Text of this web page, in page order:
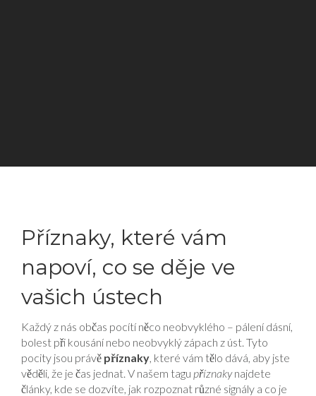
Příznaky, které vám
napoví, co se děje ve
vašich ústech
Každý z nás občas pocítí něco neobvyklého – pálení dásní,
bolest při kousání nebo neobvyklý zápach z úst. Tyto
pocity jsou právě příznaky, které vám tělo dává, aby jste
věděli, že je čas jednat. V našem tagu příznakynajdete
články, kde se dozvíte, jak rozpoznat různé signály a co je